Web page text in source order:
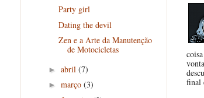
Party girl
Dating the devil
Zen e a Arte da Manutenção
de Motocicletas
► abril (7)
► março (3)
final